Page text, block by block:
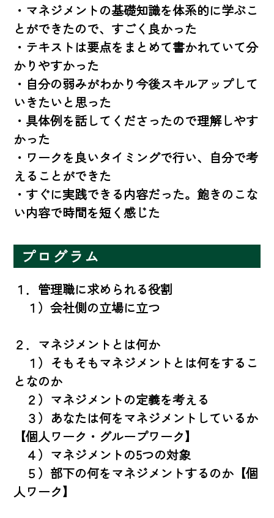
・マネジメントの基礎知識を体系的に学ぶこ
とができたので、すごく良かった
・テキストは要点をまとめて書かれていて分
かりやすかった
・自分の弱みがわかり今後スキルアップして
いきたいと思った
・具体例を話してくださったので理解しやす
かった
・ワークを良いタイミングで行い、自分で考
えることができた
・すぐに実践できる内容だった。飽きのこな
い内容で時間を短く感じた
プログラム
１．管理職に求められる役割
１）会社側の立場に立つ
２．マネジメントとは何か
１）そもそもマネジメントとは何をするこ
となのか
２）マネジメントの定義を考える
３）あなたは何をマネジメントしているか
【個人ワーク・グループワーク】
４）マネジメントの5つの対象
５）部下の何をマネジメントするのか【個
人ワーク】